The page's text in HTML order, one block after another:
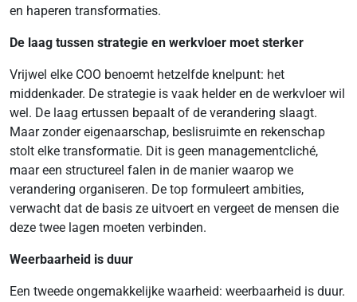
en haperen transformaties.
De laag tussen strategie en werkvloer moet sterker
Vrijwel elke COO benoemt hetzelfde knelpunt: het
middenkader. De strategie is vaak helder en de werkvloer wil
wel. De laag ertussen bepaalt of de verandering slaagt.
Maar zonder eigenaarschap, beslisruimte en rekenschap
stolt elke transformatie. Dit is geen managementcliché,
maar een structureel falen in de manier waarop we
verandering organiseren. De top formuleert ambities,
verwacht dat de basis ze uitvoert en vergeet de mensen die
deze twee lagen moeten verbinden.
Weerbaarheid is duur
Een tweede ongemakkelijke waarheid: weerbaarheid is duur.